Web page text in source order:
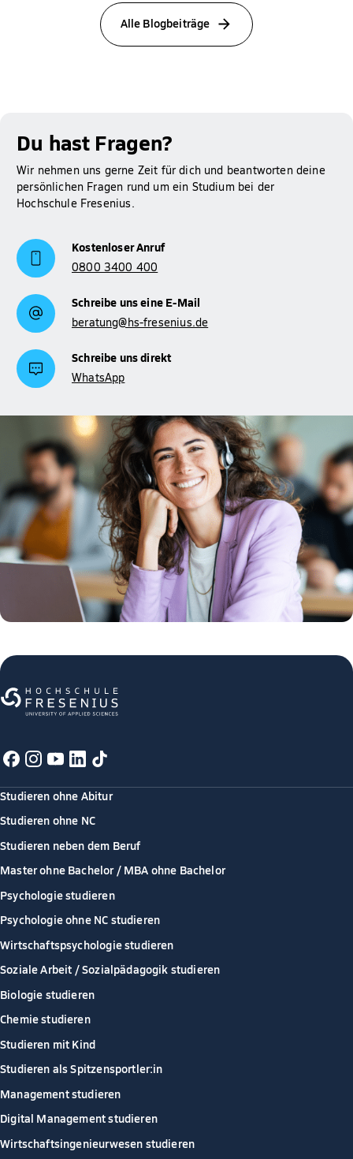
Alle Blogbeiträge
Du hast Fragen?
Wir nehmen uns gerne Zeit für dich und beantworten deine
persönlichen Fragen rund um ein Studium bei der
Hochschule Fresenius.
Kostenloser Anruf
0800 3400 400
Schreibe uns eine E-Mail
beratung@hs-fresenius.de
Schreibe uns direkt
WhatsApp
Studieren ohne Abitur
Studieren ohne NC
Studieren neben dem Beruf
Master ohne Bachelor / MBA ohne Bachelor
Psychologie studieren
Psychologie ohne NC studieren
Wirtschaftspsychologie studieren
Soziale Arbeit / Sozialpädagogik studieren
Biologie studieren
Chemie studieren
Studieren mit Kind
Studieren als Spitzensportler:in
Management studieren
Digital Management studieren
Wirtschaftsingenieurwesen studieren